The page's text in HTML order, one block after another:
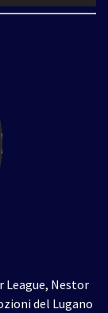
League, Nestor
del Lugano